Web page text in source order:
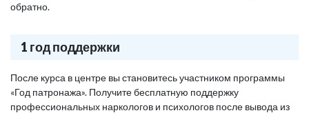
обратно.
1 год поддержки
После курса в центре вы становитесь участником программы
«Год патронажа». Получите бесплатную поддержку
профессиональных наркологов и психологов после вывода из